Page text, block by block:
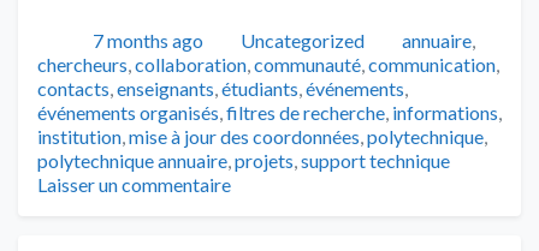
Publié7 months ago Catégories
Uncategorized Tags
annuaire,
chercheurs,collaboration,communauté,communication,
contacts,enseignants,étudiants,événements,
événements organisés,filtres de recherche, informations,
institution,mise à jour des coordonnées,polytechnique,
polytechnique annuaire,projets,support technique
Laisser un commentaire